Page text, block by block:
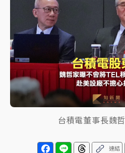
「白海豚」雨炸新北！通報
損最多
白海豚挾豪雨狂炸新北！時
砸落毀車
台積電董事長魏
連結